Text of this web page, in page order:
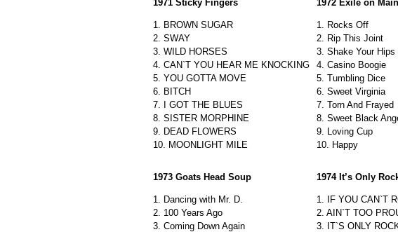
1971 Sticky Fingers
1. BROWN SUGAR
2. SWAY
3. WILD HORSES
4. CAN`T YOU HEAR ME KNOCKING
5. YOU GOTTA MOVE
6. BITCH
7. I GOT THE BLUES
8. SISTER MORPHINE
9. DEAD FLOWERS
10. MOONLIGHT MILE
1972 Exile on
1. Rocks Off
2. Rip This Joint
3. Shake Your Hips
4. Casino Boogie
5. Tumbling Dice
6. Sweet Virginia
7. Torn And Frayed
8. Sweet Black
9. Loving Cup
10. Happy
1973 Goats Head Soup
1. Dancing with Mr. D.
2. 100 Years Ago
3. Coming Down Again
1974 It’s Only
1. IF YOU CAN`T
2. AIN`T TOO
3. IT`S ONLY